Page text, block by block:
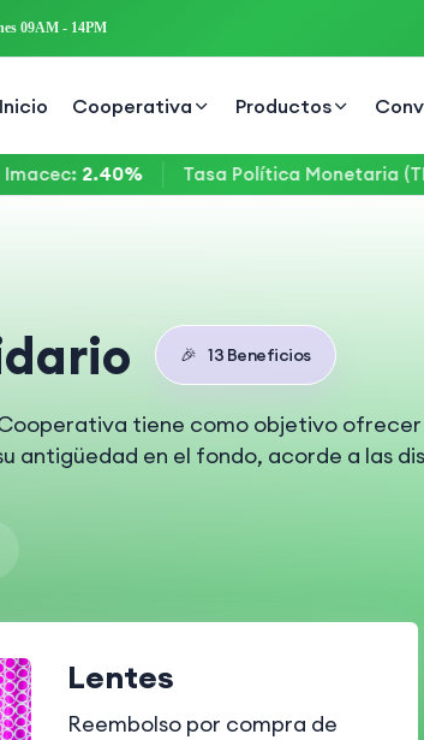
09AM - 14PM
Inicio Cooperativa Productos
: 2.40% Tasa Política Monetaria (TPM):
🎉 13 Beneficios
Cooperativa tiene como objetivo
antigüedad en el fondo, acorde a las
Lentes
Reembolso por compra de